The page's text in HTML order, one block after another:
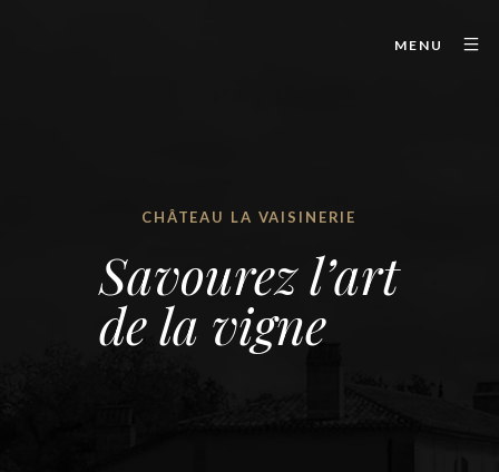
MENU
Savourez l’art
de la vigne
CHÂTEAU LA VAISINERIE